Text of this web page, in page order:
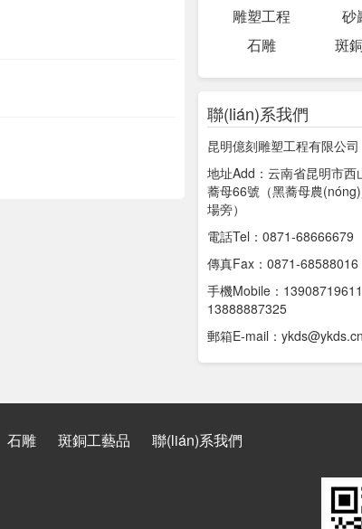
雕塑工程
砂
石雕
斑
聯(lián)系我們
昆明億刻雕塑工程有限公司
地址Add：云南省昆明市西
蕎母66號（黑蕎母農
場旁）
電話Tel：0871-68666679
傳真Fax：0871-68588016
手機Mobile：13908719611
13888887325
郵箱E-mail：ykds@ykds.cn
石雕 斑銅工藝品 聯(lián)系我們